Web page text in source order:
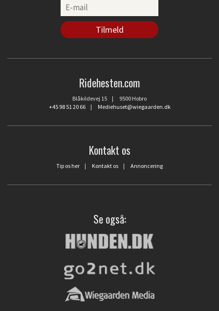
Ridehesten.com
Blåkildevej 15 | 9500 Hobro
+45 98 51 20 66| Mediehuset@wiegaarden.dk
Kontakt os
Tip os her | Kontakt os | Annoncering
Se også: